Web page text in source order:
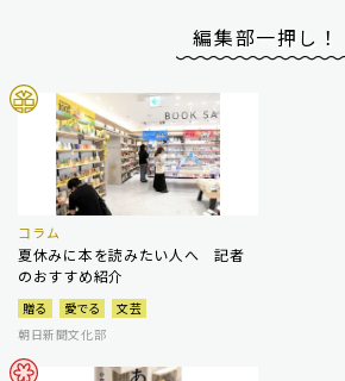
編集部一押し！
コラム
夏休みに本を読みたい人へ 記者
のおすすめ紹介
贈る 愛でる
文芸
朝日新聞文化部